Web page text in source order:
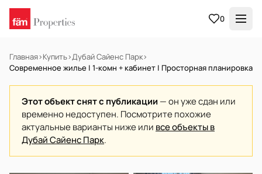
0
Главная›Купить›Дубай Сайенс Парк›
Современное жилье | 1-комн + кабинет | Просторная планировка
Этот объект снят с публикации — он уже сдан или
временно недоступен. Посмотрите похожие
актуальные варианты ниже или все объекты в
Дубай Сайенс Парк.